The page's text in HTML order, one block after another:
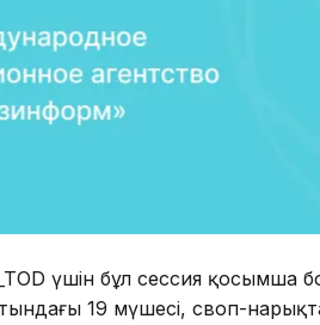
үшін бұл сессия қосымша
19 мүшесі, своп-